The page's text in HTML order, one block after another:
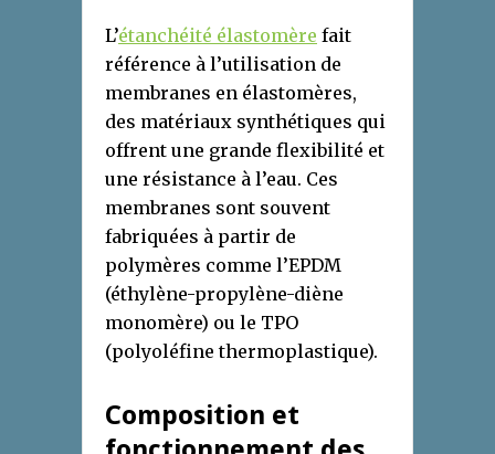
L’étanchéité élastomère fait
référence à l’utilisation de
membranes en élastomères,
des matériaux synthétiques qui
offrent une grande flexibilité et
une résistance à l’eau. Ces
membranes sont souvent
fabriquées à partir de
polymères comme l’EPDM
(éthylène-propylène-diène
monomère) ou le TPO
(polyoléfine thermoplastique).
Composition et